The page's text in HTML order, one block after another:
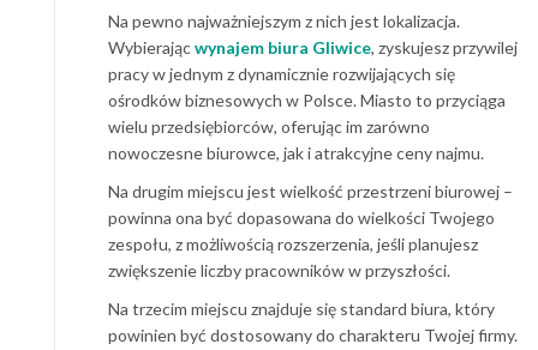
Na pewno najważniejszym z nich jest lokalizacja.
Wybierającwynajem biura Gliwice, zyskujesz przywilej
pracy w jednym z dynamicznie rozwijających się
ośrodków biznesowych w Polsce. Miasto to przyciąga
wielu przedsiębiorców, oferując im zarówno
nowoczesne biurowce, jak i atrakcyjne ceny najmu.
Na drugim miejscu jest wielkość przestrzeni biurowej –
powinna ona być dopasowana do wielkości Twojego
zespołu, z możliwością rozszerzenia, jeśli planujesz
zwiększenie liczby pracowników w przyszłości.
Na trzecim miejscu znajduje się standard biura, który
powinien być dostosowany do charakteru Twojej firmy.